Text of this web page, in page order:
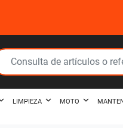
LIMPIEZA MOTO